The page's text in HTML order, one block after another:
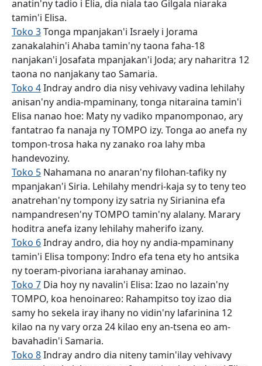
anatin'ny tadio i Elia, dia niala tao Gilgala niaraka
tamin'i Elisa.
Toko 3Tonga mpanjakan'i Israely i Jorama
zanakalahin'i Ahaba tamin'ny taona faha-18
nanjakan'i Josafata mpanjakan'i Joda; ary naharitra 12
taona no nanjakany tao Samaria.
Toko 4Indray andro dia nisy vehivavy vadina lehilahy
anisan'ny andia-mpaminany, tonga nitaraina tamin'i
Elisa nanao hoe: Maty ny vadiko mpanomponao, ary
fantatrao fa nanaja ny TOMPO izy. Tonga ao anefa ny
tompon-trosa haka ny zanako roa lahy mba
handevoziny.
Toko 5 Nahamana no anaran'ny filohan-tafiky ny
mpanjakan'i Siria. Lehilahy mendri-kaja sy to teny teo
anatrehan'ny tompony izy satria ny Sirianina efa
nampandresen'ny TOMPO tamin'ny alalany. Marary
hoditra anefa izany lehilahy maherifo izany.
Toko 6Indray andro, dia hoy ny andia-mpaminany
tamin'i Elisa tompony: Indro efa tena ety ho antsika
ny toeram-pivoriana iarahanay aminao.
Toko 7 Dia hoy ny navalin'i Elisa: Izao no lazain'ny
TOMPO, koa henoinareo: Rahampitso toy izao dia
samy ho sekela iray ihany no vidin'ny lafarinina 12
kilao na ny vary orza 24 kilao eny an-tsena eo am-
bavahadin'i Samaria.
Toko 8Indray andro dia niteny tamin'ilay vehivavy